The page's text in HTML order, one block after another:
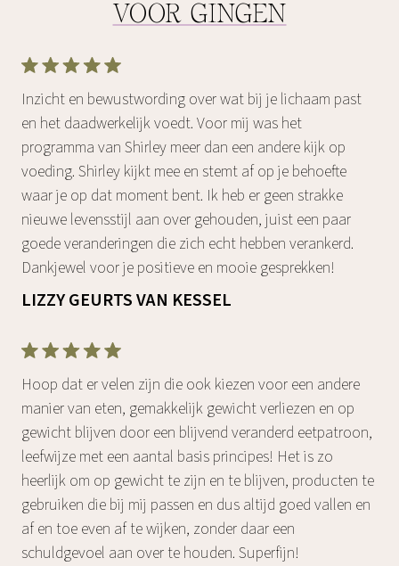
VOOR GINGEN
Inzicht en bewustwording over wat bij je lichaam past
en het daadwerkelijk voedt. Voor mij was het
programma van Shirley meer dan een andere kijk op
voeding. Shirley kijkt mee en stemt af op je behoefte
waar je op dat moment bent. Ik heb er geen strakke
nieuwe levensstijl aan over gehouden, juist een paar
goede veranderingen die zich echt hebben verankerd.
Dankjewel voor je positieve en mooie gesprekken!
LIZZY GEURTS VAN KESSEL
Hoop dat er velen zijn die ook kiezen voor een andere
manier van eten, gemakkelijk gewicht verliezen en op
gewicht blijven door een blijvend veranderd eetpatroon,
leefwijze met een aantal basis principes! Het is zo
heerlijk om op gewicht te zijn en te blijven, producten te
gebruiken die bij mij passen en dus altijd goed vallen en
af en toe even af te wijken, zonder daar een
schuldgevoel aan over te houden. Superfijn!